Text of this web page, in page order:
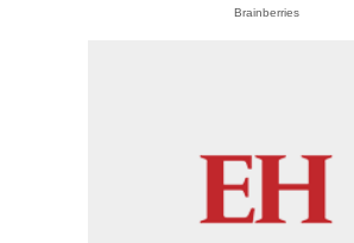
Brainberries